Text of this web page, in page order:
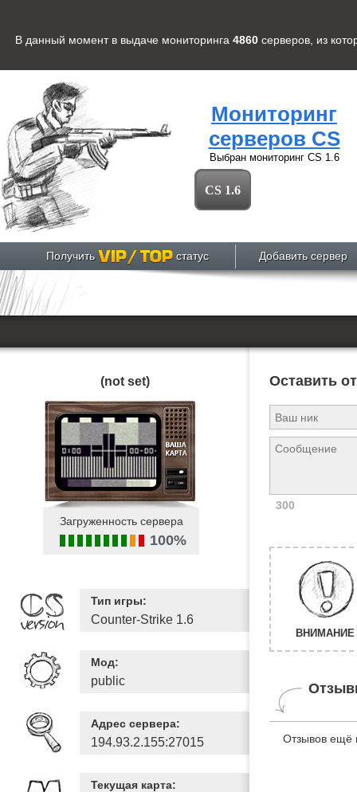
В данный момент в выдаче мониторинга 4860 серверов , из
Мониторинг
серверов CS
Выбран мониторинг CS 1.6
CS 1.6
Получить статус Добавить сервер
(not set)
Загруженность сервера
100%
Тип игры:
Counter-Strike 1.6
Мод:
public
Адрес сервера:
194.93.2.155:27015
Текущая карта:
Оставить
300
ВНИМАНИЕ
Отзывов ещё